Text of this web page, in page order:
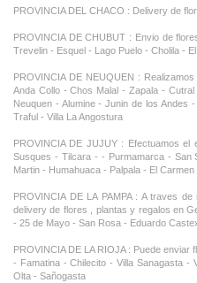
PROVINCIA DEL CHACO : Delivery de
PROVINCIA DE CHUBUT : Envio de
Trevelin - Esquel - Lago Puelo - Cholila -
PROVINCIA DE NEUQUEN :
Anda Collo - Chos Malal - Zapala -
Neuquen - Alumine - Junin de los Andes
Traful - Villa La Angostura
PROVINCIA DE JUJUY : Efectuamos
Susques - Tilcara - - Purmamarca - San
Martin - Humahuaca - Palpala - El Carmen
PROVINCIA DE LA PAMPA : A traves
delivery de flores , plantas y regalos en
- 25 de Mayo - San Rosa - Eduardo
PROVINCIA DE LA RIOJA : Puede enviar
- Famatina - Chilecito - Villa Sanagasta -
Olta - Sañogasta